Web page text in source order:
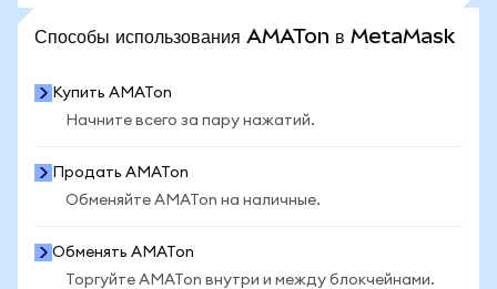
Способы использования AMATon в MetaMask
Купить AMATon
Начните всего за пару нажатий.
Продать AMATon
Обменяйте AMATon на наличные.
Обменять AMATon
Торгуйте AMATon внутри и между блокчейнами.